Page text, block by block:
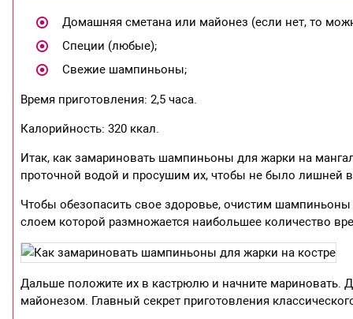
Домашняя сметана или майонез (если нет, то
Специи (любые);
Свежие шампиньоны;
Время приготовления: 2,5 часа.
Калорийность: 320 ккал.
Итак, как замариновать шампиньоны для жарки на
проточной водой и просушим их, чтобы не было лишней
Чтобы обезопасить свое здоровье, очистим
слоем которой размножается наибольшее количество
Дальше положите их в кастрюлю и начните мариновать.
майонезом. Главный секрет приготовления